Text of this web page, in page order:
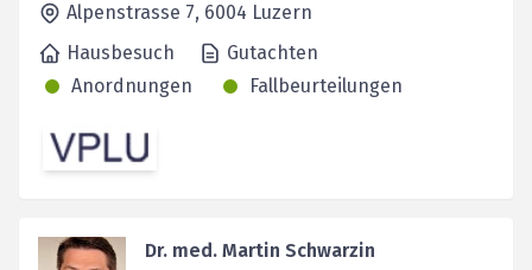
Alpenstrasse 7, 6004 Luzern
Hausbesuch
Gutachten
Anordnungen
Fallbeurteilungen
Dr. med. Martin Schwarzin